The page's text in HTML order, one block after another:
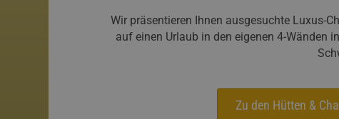
Wir präsentieren Ihnen ausgesuchte Luxus-
auf einen Urlaub in den eigenen 4-Wänden
Zu den Hütten &